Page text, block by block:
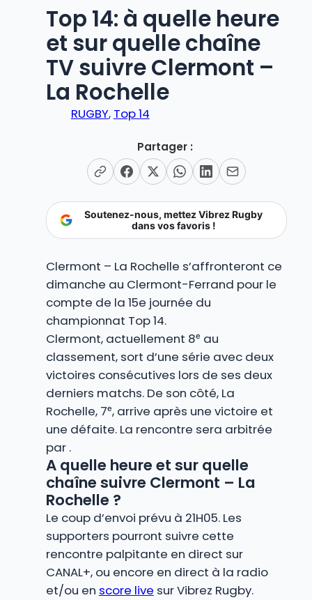
Top 14: à quelle heure
et sur quelle chaîne
TV suivre Clermont –
La Rochelle
RUGBY, Top 14
Partager :
Soutenez-nous, mettez Vibrez Rugby
dans vos favoris !
Clermont – La Rochelle s’affronteront ce
dimanche au Clermont-Ferrand pour le
compte de la 15e journée du
championnat Top 14.
Clermont, actuellement 8ᵉ au
classement, sort d’une série avec deux
victoires consécutives lors de ses deux
derniers matchs. De son côté, La
Rochelle, 7ᵉ, arrive après une victoire et
une défaite. La rencontre sera arbitrée
par .
A quelle heure et sur quelle
chaîne suivre Clermont – La
Rochelle ?
Le coup d’envoi prévu à 21H05. Les
supporters pourront suivre cette
rencontre palpitante en direct sur
CANAL+, ou encore en direct à la radio
et/ou en score live sur Vibrez Rugby.